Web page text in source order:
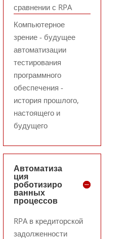
сравнении с RPA
Компьютерное
зрение - будущее
автоматизации
тестирования
программного
обеспечения -
история прошлого,
настоящего и
будущего
Автоматиза
ция
роботизиро
ванных
процессов
RPA в кредиторской
задолженности